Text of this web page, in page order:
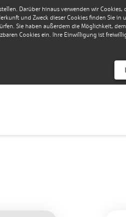
Darüber hinaus verwenden wir Cookies,
und Zweck dieser Cookies finden Sie in
Sie haben außerdem die Möglichkeit,
Cookies ein. Ihre Einwilligung ist